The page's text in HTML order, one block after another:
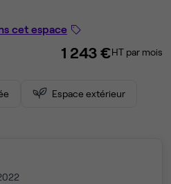
cet espace
1 243 €HT par mois
Espace extérieur